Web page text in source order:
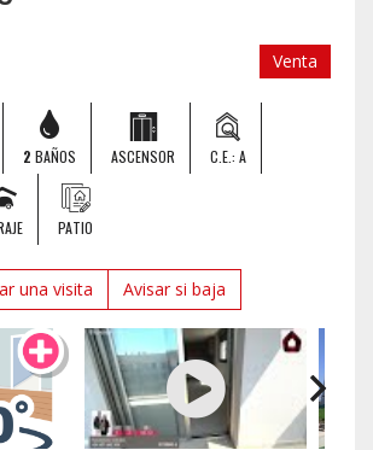
a la playa en apenas
junto al mar al
Pola en uno de los
de la Costa Blanca.
que hace verdaderamente
es su clima
más de300 días de sol al
de la luz natural, las
al aire libre y la vida junto
durante todo el año. Un
se traduce en bienestar,
momentos inolvidables en
diseñada pensando en el
y la calidad,
amplios, luminosos y
Dispone de tres
baños completos, ideales
que buscan amplitud
Venta
2 BAÑOS ASCENSOR C.E.: A
PATIO
una visita Avisar si baja